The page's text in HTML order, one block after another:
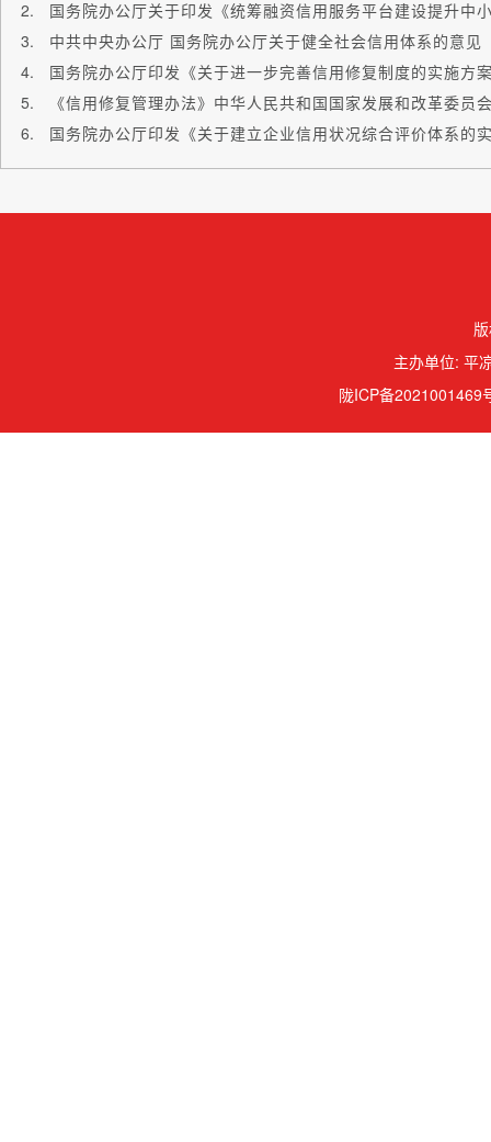
中共中央办公厅 国务院办公厅关于健全社会信用体系的意见
国务院办公厅印发《关于进一步完善信用修复制度的实施方
《信用修复管理办法》中华人民共和国国家发展和改革委员
国务院办公厅印发《关于建立企业信用状况综合评价体系的
主办单位: 平
陇ICP备2021001469